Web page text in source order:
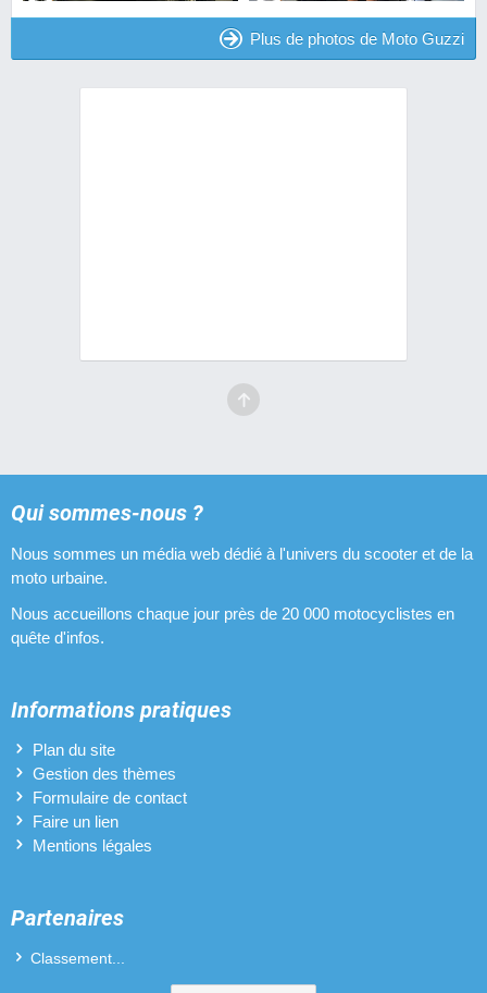
Plus de photos de Moto Guzzi
Qui sommes-nous ?
Nous sommes un média web dédié à l'univers du scooter et de la
moto urbaine.
Nous accueillons chaque jour près de 20 000 motocyclistes en
quête d'infos.
Informations pratiques
Plan du site
Gestion des thèmes
Formulaire de contact
Faire un lien
Mentions légales
Partenaires
Classement...